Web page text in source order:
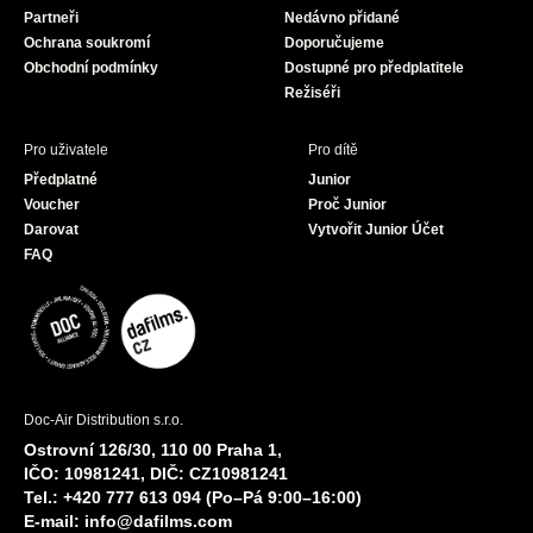
Partneři
Ochrana soukromí
Obchodní podmínky
Nedávno přidané
Doporučujeme
Dostupné pro předplatitele
Režiséři
Pro uživatele
Předplatné
Voucher
Darovat
FAQ
Pro dítě
Junior
Proč Junior
Vytvořit Junior Účet
Doc-Air Distribution s.r.o.
Ostrovní 126/30, 110 00 Praha 1,
IČO: 10981241, DIČ: CZ10981241
Tel.: +420 777 613 094 (Po–Pá 9:00–16:00)
E-mail: info@dafilms.com